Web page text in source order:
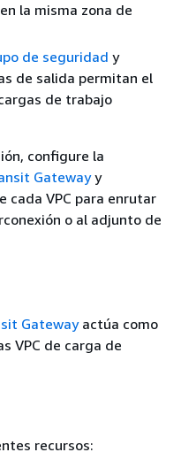
la misma zona de
de seguridad y
de salida permitan el
de trabajo
configure la
Gatewayy
cada VPC para enrutar
o al adjunto de
Gatewayactúa como
VPC de carga de
recursos: